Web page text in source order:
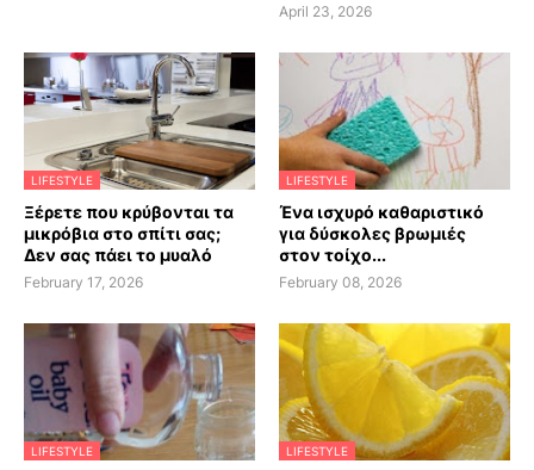
April 23, 2026
LIFESTYLE
Ξέρετε που κρύβονται τα
μικρόβια στο σπίτι σας;
Δεν σας πάει το μυαλό
February 17, 2026
LIFESTYLE
Ένα ισχυρό καθαριστικό
για δύσκολες βρωμιές
στον τοίχο...
February 08, 2026
LIFESTYLE LIFESTYLE